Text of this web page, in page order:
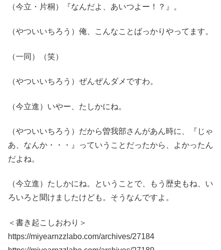
（今立・片桐）『なんだよ、あいつよー！？』。
（やついいちろう）俺、こんなことばっかりやってます。
（一同）（笑）
（やついいちろう）ぜんぜんダメですわ。
（今立進）いやー、たしかにね。
（やついいちろう）だから曽我部さんがあん時に、『じゃ
あ、なんか・・・』っていうことだったから、よかったん
だよね。
（今立進）たしかにね。ということで、もう歴史もね、い
ろいろと聞けましたけども。そうなんですよ。
＜書き起こしおわり＞
https://miyearnzzlabo.com/archives/27184